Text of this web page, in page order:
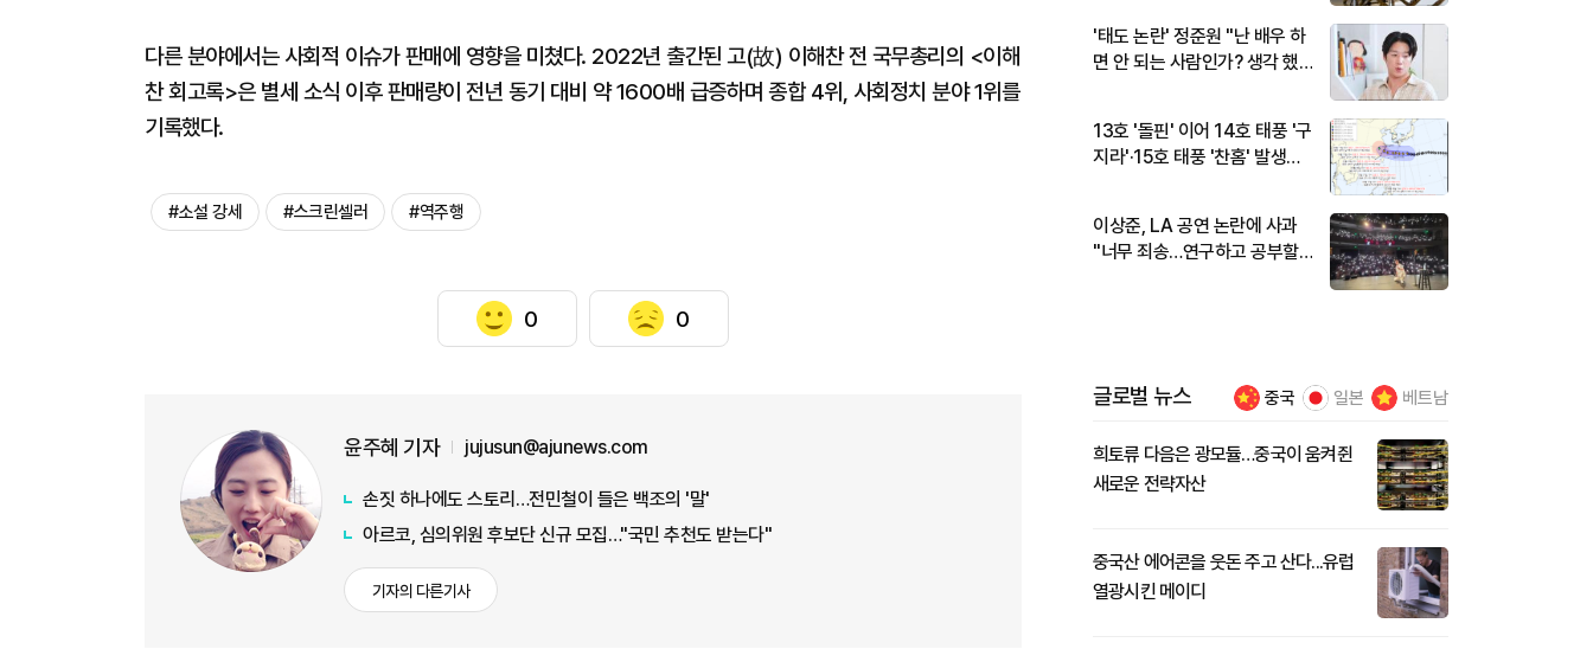
다른 분야에서는 사회적 이슈가 판매에 영향을 미쳤다. 2022년 출간된 고(故) 이해찬 전 국무총리의 <이해
찬 회고록>은 별세 소식 이후 판매량이 전년 동기 대비 약 1600배 급증하며 종합 4위, 사회정치 분야 1위를
기록했다.
#소설 강세 #스크린셀러 #역주행
0 0
윤주혜 기자 jujusun@ajunews.com
손짓 하나에도 스토리…전민철이 들은 백조의 '말'
아르코, 심의위원 후보단 신규 모집…"국민 추천도 받는다"
기자의 다른기사
'태도 논란' 정준원 "난 배우 하
면 안 되는 사람인가? 생각 했
13호 '돌핀' 이어 14호 태풍 '구
지라'·15호 태풍 '찬홈' 발생…
이상준, LA 공연 논란에 사과
"너무 죄송…연구하고 공부할
글로벌 뉴스 중국 일본 베트남
희토류 다음은 광모듈…중국이 움켜쥔
새로운 전략자산
중국산 에어콘을 웃돈 주고 산다...유럽
열광시킨 메이디